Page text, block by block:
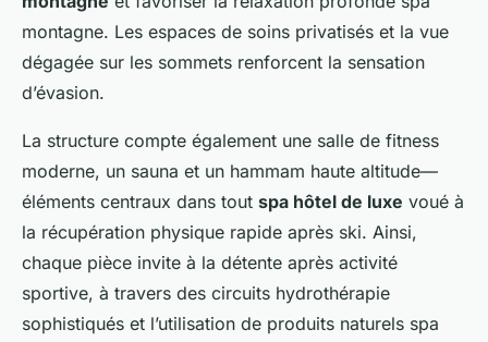
montagne. Les espaces de soins privatisés et la vue
dégagée sur les sommets renforcent la sensation
d’évasion.
La structure compte également une salle de fitness
moderne, un sauna et un hammam haute altitude—
éléments centraux dans tout spa hôtel de luxe voué à
la récupération physique rapide après ski. Ainsi,
chaque pièce invite à la détente après activité
sportive, à travers des circuits hydrothérapie
sophistiqués et l’utilisation de produits naturels spa